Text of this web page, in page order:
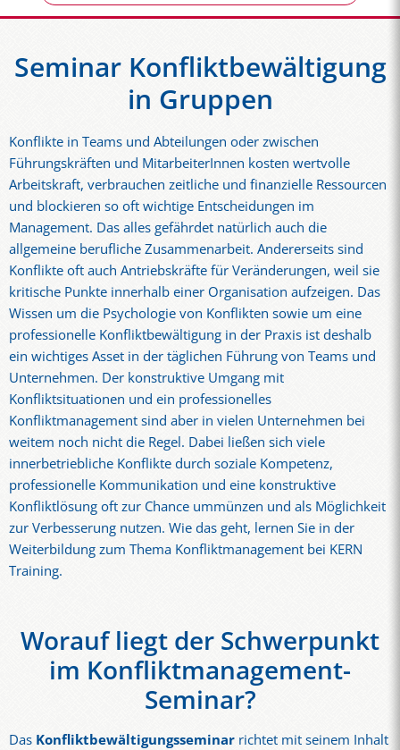
Seminar Konfliktbewältigung
in Gruppen
Konflikte in Teams und Abteilungen oder zwischen
Führungskräften und MitarbeiterInnen kosten wertvolle
Arbeitskraft, verbrauchen zeitliche und finanzielle Ressourcen
und blockieren so oft wichtige Entscheidungen im
Management. Das alles gefährdet natürlich auch die
allgemeine berufliche Zusammenarbeit. Andererseits sind
Konflikte oft auch Antriebskräfte für Veränderungen, weil sie
kritische Punkte innerhalb einer Organisation aufzeigen. Das
Wissen um die Psychologie von Konflikten sowie um eine
professionelle Konfliktbewältigung in der Praxis ist deshalb
ein wichtiges Asset in der täglichen Führung von Teams und
Unternehmen. Der konstruktive Umgang mit
Konfliktsituationen und ein professionelles
Konfliktmanagement sind aber in vielen Unternehmen bei
weitem noch nicht die Regel. Dabei ließen sich viele
innerbetriebliche Konflikte durch soziale Kompetenz,
professionelle Kommunikation und eine konstruktive
Konfliktlösung oft zur Chance ummünzen und als Möglichkeit
zur Verbesserung nutzen. Wie das geht, lernen Sie in der
Weiterbildung zum Thema Konfliktmanagement bei KERN
Training.
Worauf liegt der Schwerpunkt
im Konfliktmanagement-
Seminar?
Das Konfliktbewältigungsseminar richtet mit seinem Inhalt